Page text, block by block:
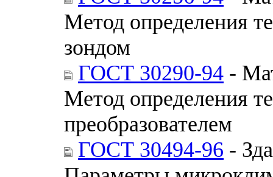
Метод определения
зондом
ГОСТ 30290-94 -
Метод определения
преобразователем
ГОСТ 30494-96 -